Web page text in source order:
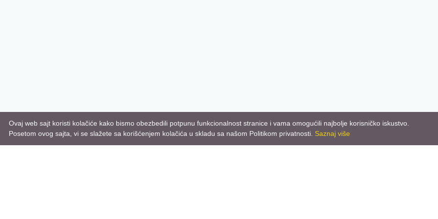
Ovaj web sajt koristi kolačiće kako bismo obezbedili potpunu funkcionalnost stranice i vama omogućili najbolje korisničko iskustvo.
Posetom ovog sajta, vi se slažete sa korišćenjem kolačića u skladu sa našom Politikom privatnosti. Saznaj više